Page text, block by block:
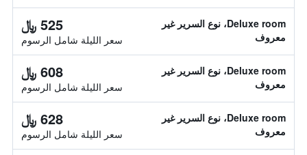
Deluxe room، نوع السرير غير
معروف
525 ﷼
سعر الليلة شامل الرسوم
Deluxe room، نوع السرير غير
معروف
608 ﷼
سعر الليلة شامل الرسوم
Deluxe room، نوع السرير غير
معروف
628 ﷼
سعر الليلة شامل الرسوم